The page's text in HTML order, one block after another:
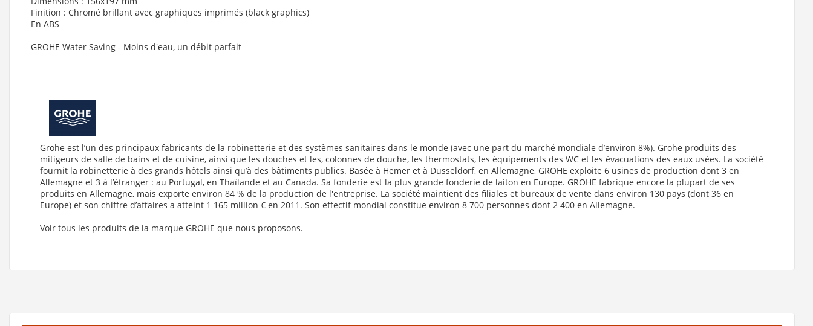
Finition : Chromé brillant avec graphiques imprimés (black graphics)
En ABS
GROHE Water Saving - Moins d'eau, un débit parfait
Grohe est l’un des principaux fabricants de la robinetterie et des systèmes sanitaires dans le monde (avec une part du marché mondiale d’environ 8%). Grohe produits des
mitigeurs de salle de bains et de cuisine, ainsi que les douches et les, colonnes de douche, les thermostats, les équipements des WC et les évacuations des eaux usées. La société
fournit la robinetterie à des grands hôtels ainsi qu’à des bâtiments publics. Basée à Hemer et à Dusseldorf, en Allemagne, GROHE exploite 6 usines de production dont 3 en
Allemagne et 3 à l’étranger : au Portugal, en Thaïlande et au Canada. Sa fonderie est la plus grande fonderie de laiton en Europe. GROHE fabrique encore la plupart de ses
produits en Allemagne, mais exporte environ 84 % de la production de l'entreprise. La société maintient des filiales et bureaux de vente dans environ 130 pays (dont 36 en
Europe) et son chiffre d’affaires a atteint 1 165 million € en 2011. Son effectif mondial constitue environ 8 700 personnes dont 2 400 en Allemagne.
Voir tous les produits de la marque GROHE que nous proposons.